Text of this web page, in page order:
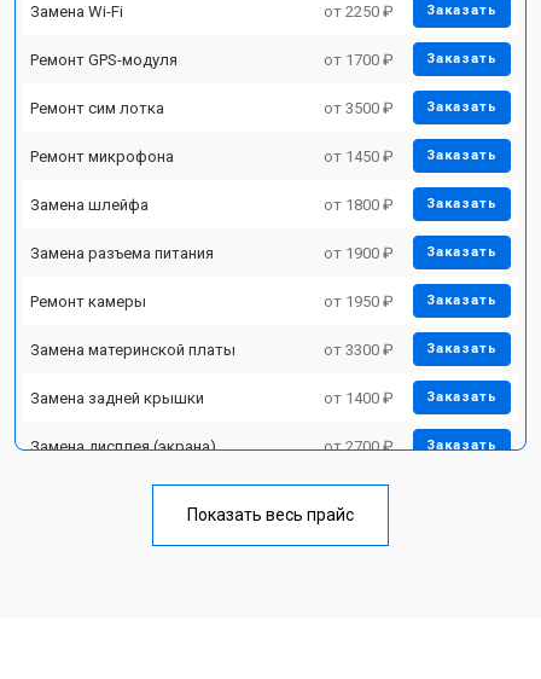
Замена Wi-Fi от 2250 ₽ Заказать
Ремонт GPS-модуля от 1700 ₽ Заказать
Ремонт сим лотка от 3500 ₽ Заказать
Ремонт микрофона от 1450 ₽ Заказать
Замена шлейфа от 1800 ₽ Заказать
Замена разъема питания от 1900 ₽ Заказать
Ремонт камеры от 1950 ₽ Заказать
Замена материнской платы от 3300 ₽ Заказать
Замена задней крышки от 1400 ₽ Заказать
Замена дисплея (экрана) от 2700 ₽ Заказать
Замена кнопки включения от 1750 ₽
Показать весь прайс